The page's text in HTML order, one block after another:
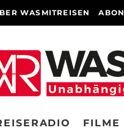
WASMITREISEN
FILME